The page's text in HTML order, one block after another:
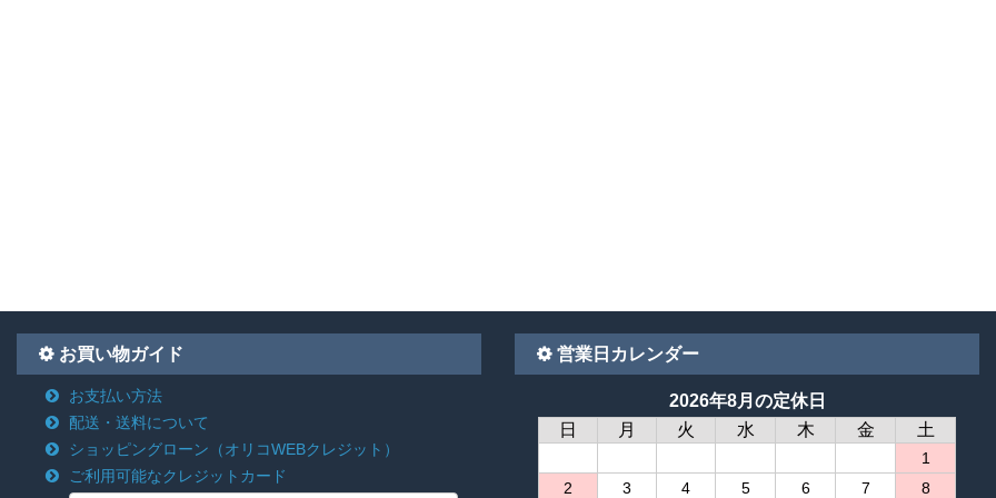
お買い物ガイド
お支払い方法
配送・送料について
ショッピングローン （オリコWEBクレジット）
ご利用可能なクレジットカード
営業日カレンダー
2026年8月の定休日
日
月 火 水 木 金 土
1
2
3 4 5 6 7 8